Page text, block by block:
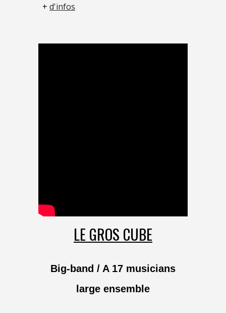
+d'infos
LE GROS CUBE
Big-band / A 17 musicians
large ensemble​